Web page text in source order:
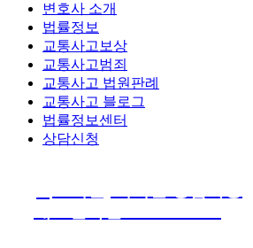
변호사 소개
법률정보
교통사고보상
교통사고범죄
교통사고 법원판례
교통사고 블로그
법률정보센터
상담신청